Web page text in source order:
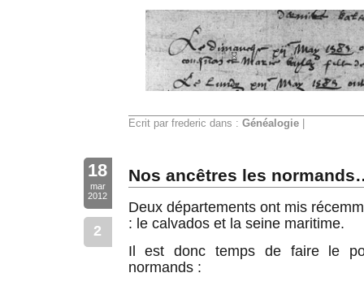
Ecrit par frederic dans : Généalogie|
18
mar
2012
2
Nos ancêtres les
Deux départements ont mis
: le calvados et la seine maritime.
Il est donc temps de faire le
normands :